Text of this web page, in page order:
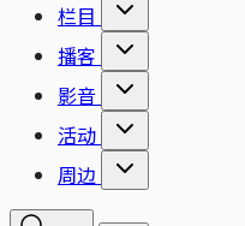
栏目
播客
影音
活动
周边